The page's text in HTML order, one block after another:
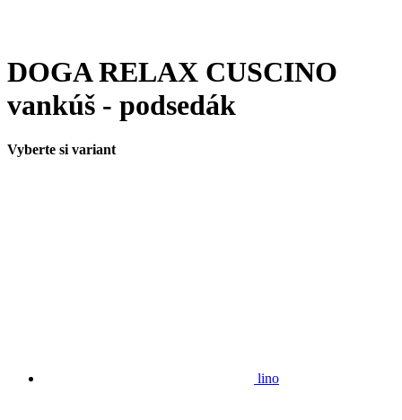
DOGA RELAX CUSCINO
vankúš - podsedák
Vyberte si variant
lino